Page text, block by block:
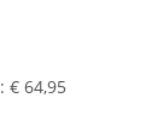
: € 64,95